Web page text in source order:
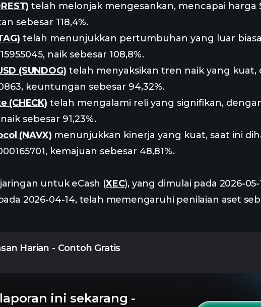
telah melonjak mengesankan, mencapai harga
sebesar 118,4%.
telah menunjukkan pertumbuhan yang luar
naik sebesar 108,8%.
(SUNDOG) telah menyaksikan tren naik yang kuat,
keuntungan sebesar 94,32%.
(CHECK) telah mengalami reli yang signifikan,
sebesar 91,23%.
(NAVX) menunjukkan kinerja yang kuat, saat ini
kemajuan sebesar 48,81%.
untuk eCash (XEC), yang dimulai pada 2026-
2026-04-14, telah memengaruhi penilaian aset
Harian - Contoh Gratis
laporan ini sekarang -